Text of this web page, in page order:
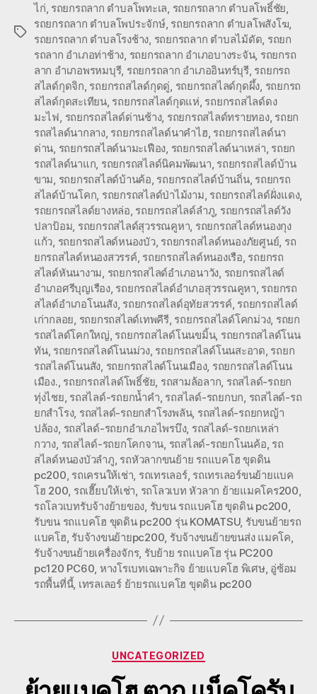
Tags
ไก่, รถยกรถลาก ตำบลโพทะเล, รถยกรถลาก ตำบลโพธิ์ชัย,
รถยกรถลาก ตำบลโพประจักษ์, รถยกรถลาก ตำบลโพสังโฆ,
รถยกรถลาก ตำบลโรงช้าง, รถยกรถลาก ตำบลไม้ดัด, รถยก
รถลาก อำเภอท่าช้าง, รถยกรถลาก อำเภอบางระจัน, รถยกรถ
ลาก อำเภอพรหมบุรี, รถยกรถลาก อำเภออินทร์บุรี, รถยกรถ
สไลด์กุดจิก, รถยกรถสไลด์กุดดู่, รถยกรถสไลด์กุดผึ้ง, รถยกรถ
สไลด์กุดสะเทียน, รถยกรถสไลด์กุดแห่, รถยกรถสไลด์ดง
มะไฟ, รถยกรถสไลด์ด่านช้าง, รถยกรถสไลด์ทรายทอง, รถยก
รถสไลด์นากลาง, รถยกรถสไลด์นาคำไฮ, รถยกรถสไลด์นา
ด่าน, รถยกรถสไลด์นามะเฟือง, รถยกรถสไลด์นาเหล่า, รถยก
รถสไลด์นาแก, รถยกรถสไลด์นิคมพัฒนา, รถยกรถสไลด์บ้าน
ขาม, รถยกรถสไลด์บ้านค้อ, รถยกรถสไลด์บ้านถิ่น, รถยกรถ
สไลด์บ้านโคก, รถยกรถสไลด์ป่าไม้งาม, รถยกรถสไลด์ฝั่งแดง,
รถยกรถสไลด์ยางหล่อ, รถยกรถสไลด์ลำภู, รถยกรถสไลด์วัง
ปลาป้อม, รถยกรถสไลด์สุวรรณคูหา, รถยกรถสไลด์หนองกุง
แก้ว, รถยกรถสไลด์หนองบัว, รถยกรถสไลด์หนองภัยศูนย์, รถ
ยกรถสไลด์หนองสวรรค์, รถยกรถสไลด์หนองเรือ, รถยกรถ
สไลด์หันนางาม, รถยกรถสไลด์อำเภอนาวัง, รถยกรถสไลด์
อำเภอศรีบุญเรือง, รถยกรถสไลด์อำเภอสุวรรณคูหา, รถยกรถ
สไลด์อำเภอโนนสัง, รถยกรถสไลด์อุทัยสวรรค์, รถยกรถสไลด์
เก่ากลอย, รถยกรถสไลด์เทพคีรี, รถยกรถสไลด์โคกม่วง, รถยก
รถสไลด์โคกใหญ่, รถยกรถสไลด์โนนขมิ้น, รถยกรถสไลด์โนน
ทัน, รถยกรถสไลด์โนนม่วง, รถยกรถสไลด์โนนสะอาด, รถยก
รถสไลด์โนนสัง, รถยกรถสไลด์โนนเมือง, รถยกรถสไลด์โนน
เมือง., รถยกรถสไลด์โพธิ์ชัย, รถสามล้อลาก, รถสไลด์-รถยก
ทุ่งไชย, รถสไลด์-รถยกน้ำคำ, รถสไลด์-รถยกบก, รถสไลด์-รถ
ยกสำโรง, รถสไลด์-รถยกสำโรงพลัน, รถสไลด์-รถยกหญ้า
ปล้อง, รถสไลด์-รถยกอำเภอไพรบึง, รถสไลด์-รถยกเหล่า
กวาง, รถสไลด์-รถยกโคกจาน, รถสไลด์-รถยกโนนค้อ, รถ
สไลด์หนองบัวลำภู, รถหัวลากขนย้าย รถแบคโฮ ขุดดิน
pc200, รถเครนให้เช่า, รถเทรเลอร์, รถเทรเลอร์ขนย้ายแบค
โฮ 200, รถเฮี๊ยบให้เช่า, รถโลวเบท หัวลาก ย้ายแมคโคร200,
รถโลวเบทรับจ้างย้ายของ, รับขน รถแบคโฮ ขุดดิน pc200,
รับขน รถแบคโฮ ขุดดิน pc200 รุ่น KOMATSU, รับขนย้ายรถ
แบคโฮ, รับจ้างขนย้ายpc200, รับจ้างขนย้ายขนส่ง แมคโค,
รับจ้างขนย้ายเครื่องจักร, รับย้าย รถแบคโฮ รุ่น PC200
pc120 PC60, หางโรเบทเฉพาะกิจ ย้ายแบคโฮ พิเศษ, อู่ซ้อม
รถพื้นที่นี้, เทรลเลอร์ ย้ายรถแบคโฮ ขุดดิน pc200
Categories
UNCATEGORIZED